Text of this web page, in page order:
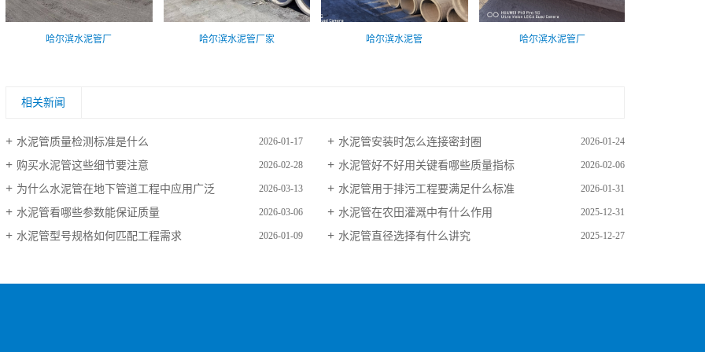
哈尔滨水泥管厂 哈尔滨水泥管厂家 哈尔滨水泥管 哈尔滨水泥管厂
相关新闻
水泥管质量检测标准是什么 2026-01-17 水泥管安装时怎么连接密封圈 2026-01-24
购买水泥管这些细节要注意 2026-02-28 水泥管好不好用关键看哪些质量指标 2026-02-06
为什么水泥管在地下管道工程中应用广泛 2026-03-13 水泥管用于排污工程要满足什么标准 2026-01-31
水泥管看哪些参数能保证质量 2026-03-06 水泥管在农田灌溉中有什么作用 2025-12-31
水泥管型号规格如何匹配工程需求 2026-01-09 水泥管直径选择有什么讲究 2025-12-27